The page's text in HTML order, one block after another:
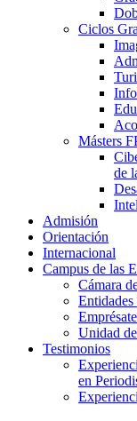
Ciclos
Másters
de
Admisión
Orientación
Internacional
Campus de las
Cámara
Unidad
Testimonios
en